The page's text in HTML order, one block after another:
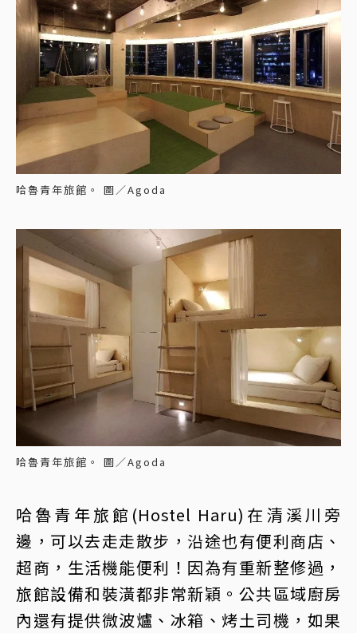
哈魯青年旅館。 圖／Agoda
哈魯青年旅館。 圖／Agoda
哈魯青年旅館(Hostel Haru)在清溪川旁
邊，可以去走走散步，沿途也有便利商店、
超商，生活機能便利！因為有重新整修過，
旅館設備和裝潢都非常新穎。公共區域廚房
內還有提供微波爐、冰箱、烤土司機，如果